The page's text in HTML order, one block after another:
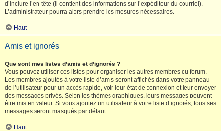
d’inclure l’en-tête (il contient des informations sur l’expéditeur du courriel).
L’administrateur pourra alors prendre les mesures nécessaires.
Haut
Amis et ignorés
Que sont mes listes d’amis et d’ignorés ?
Vous pouvez utiliser ces listes pour organiser les autres membres du forum.
Les membres ajoutés à votre liste d’amis seront affichés dans votre panneau
de l’utilisateur pour un accès rapide, voir leur état de connexion et leur envoyer
des messages privés. Selon les thèmes graphiques, leurs messages peuvent
être mis en valeur. Si vous ajoutez un utilisateur à votre liste d’ignorés, tous ses
messages seront masqués par défaut.
Haut